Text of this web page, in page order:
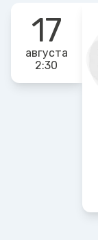
17
августа
2:30